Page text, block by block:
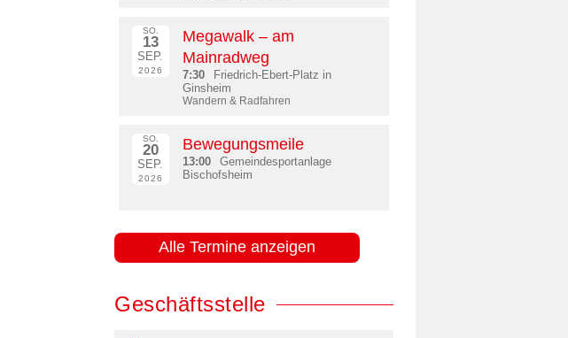
SO.
13
SEP.
2026
Megawalk – am
Mainradweg
7:30
Friedrich-Ebert-Platz in
Ginsheim
Wandern & Radfahren
SO.
20
SEP.
2026
Bewegungsmeile
13:00
Gemeindesportanlage
Bischofsheim
Alle Termine anzeigen
Geschäftsstelle